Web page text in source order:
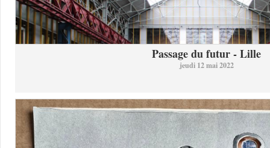
Passage du futur - Lille
jeudi 12 mai 2022